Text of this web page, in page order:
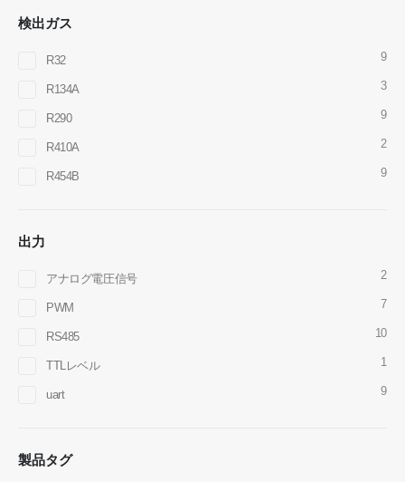
検出ガス
R32 9
R134A 3
R290 9
R410A 2
R454B 9
出力
アナログ電圧信号 2
PWM 7
RS485 10
TTLレベル 1
uart 9
製品タグ
whatsapp
wechat：18569903598
R290センサー
R454Bセンサー
R32センサー
R410センサー